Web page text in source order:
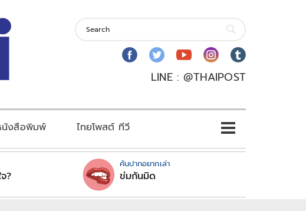
LINE : @THAIPOST
นังสือพิมพ์ ไทยโพสต์ ทีวี
?
คันปากอยากเล่า
ข่มกันมิด